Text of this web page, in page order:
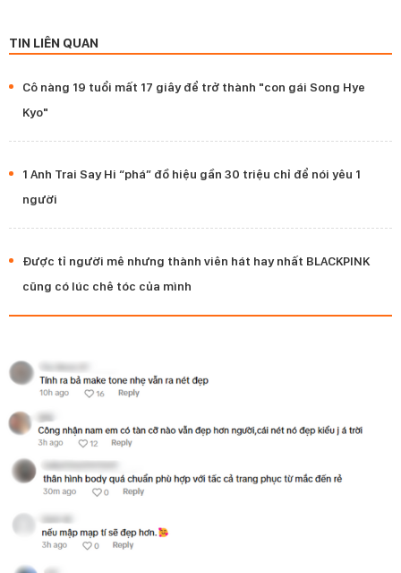
TIN LIÊN QUAN
Cô nàng 19 tuổi mất 17 giây để trở thành "con gái Song Hye
Kyo"
1 Anh Trai Say Hi “phá” đồ hiệu gần 30 triệu chỉ để nói yêu 1
người
Được tỉ người mê nhưng thành viên hát hay nhất BLACKPINK
cũng có lúc chê tóc của mình